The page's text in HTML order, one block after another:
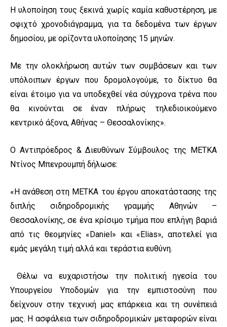
Η υλοποίηση τους ξεκινά χωρίς καμία καθυστέρηση, με
σφιχτό χρονοδιάγραμμα, για τα δεδομένα των έργων
δημοσίου, με ορίζοντα υλοποίησης 15 μηνών.
Με την ολοκλήρωση αυτών των συμβάσεων και των
υπόλοιπων έργων που δρομολογούμε, το δίκτυο θα
είναι έτοιμο για να υποδεχθεί νέα σύγχρονα τρένα που
θα κινούνται σε έναν πλήρως τηλεδιοικούμενο
κεντρικό άξονα, Αθήνας – Θεσσαλονίκης».
Ο Αντιπρόεδρος & Διευθύνων Σύμβουλος της ΜΕΤΚΑ
Ντίνος Μπενρουμπή δήλωσε:
«Η ανάθεση στη ΜΕΤΚΑ του έργου αποκατάστασης της
διπλής σιδηροδρομικής γραμμής Αθηνών –
Θεσσαλονίκης, σε ένα κρίσιμο τμήμα που επλήγη βαριά
από τις θεομηνίες «Daniel» και «Elias», αποτελεί για
εμάς μεγάλη τιμή αλλά και τεράστια ευθύνη.
Θέλω να ευχαριστήσω την πολιτική ηγεσία του
Υπουργείου Υποδομών για την εμπιστοσύνη που
δείχνουν στην τεχνική μας επάρκεια και τη συνέπειά
μας. Η ασφάλεια των σιδηροδρομικών μεταφορών είναι